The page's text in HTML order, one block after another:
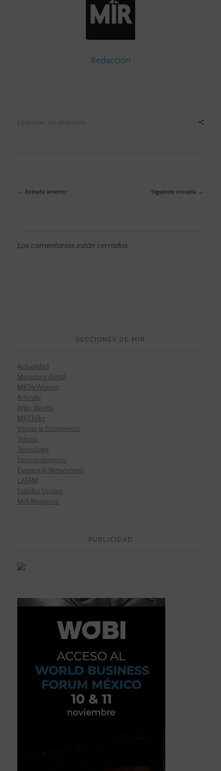
Redacción
Etiquetas: Sin etiquetas
Entrada anterior Siguiente entrada
Los comentarios están cerrados.
SECCIONES DE MIR
Actualidad
Marketing digital
MKT&Women
A fondo
After Works
MKTTalks
Ventas & Ecommerce
Talento
Tecnología
Emprendimiento
Eventos & Networking
LATAM
Estados Unidos
MIR Magazine
PUBLICIDAD